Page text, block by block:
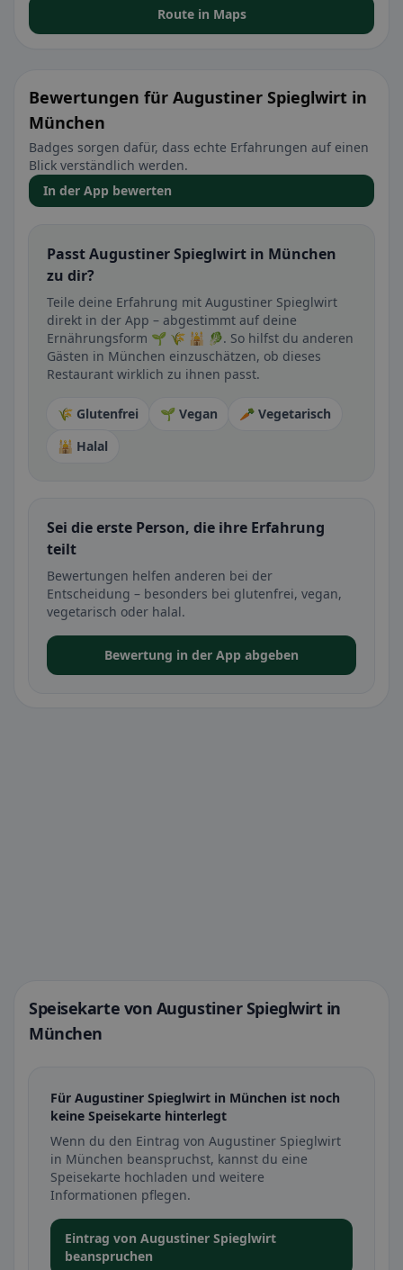
Route in Maps
Bewertungen für Augustiner Spieglwirt in
München
Badges sorgen dafür, dass echte Erfahrungen auf einen
Blick verständlich werden.
In der App bewerten
Passt Augustiner Spieglwirt in München
zu dir?
Teile deine Erfahrung mit Augustiner Spieglwirt
direkt in der App – abgestimmt auf deine
Ernährungsform 🌱 🌾 🕌 🥬. So hilfst du anderen
Gästen in München einzuschätzen, ob dieses
Restaurant wirklich zu ihnen passt.
🌾 Glutenfrei 🌱 Vegan
🥕 Vegetarisch
🕌 Halal
Sei die erste Person, die ihre Erfahrung
teilt
Bewertungen helfen anderen bei der
Entscheidung – besonders bei glutenfrei, vegan,
vegetarisch oder halal.
Bewertung in der App abgeben
Speisekarte von Augustiner Spieglwirt in
München
Für Augustiner Spieglwirt in München ist noch
keine Speisekarte hinterlegt
Wenn du den Eintrag von Augustiner Spieglwirt
in München beanspruchst, kannst du eine
Speisekarte hochladen und weitere
Informationen pflegen.
Eintrag von Augustiner Spieglwirt
beanspruchen